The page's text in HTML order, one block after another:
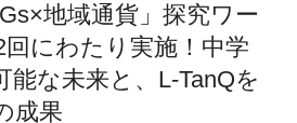
地域通貨」探究ワー
にわたり実施！中学
能な未来と、L-TanQを
成果